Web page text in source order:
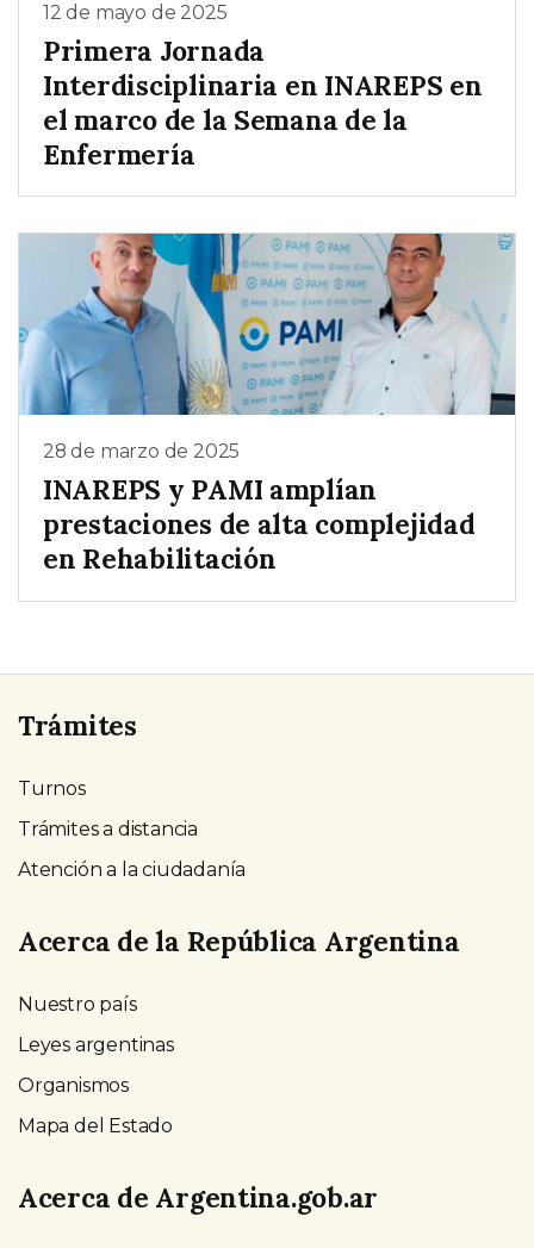
12 de mayo de 2025
Primera Jornada
Interdisciplinaria en INAREPS en
el marco de la Semana de la
Enfermería
28 de marzo de 2025
INAREPS y PAMI amplían
prestaciones de alta complejidad
en Rehabilitación
Trámites
Turnos
Trámites a distancia
Atención a la ciudadanía
Acerca de la República Argentina
Nuestro país
Leyes argentinas
Organismos
Mapa del Estado
Acerca de Argentina.gob.ar